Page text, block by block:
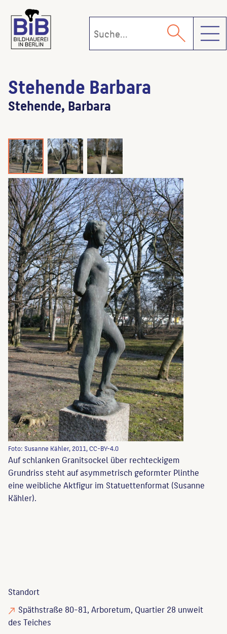
Stehende Barbara
Stehende, Barbara
Foto: Susanne Kähler, 2011, CC-BY-4.0
Auf schlanken Granitsockel über rechteckigem
Grundriss steht auf asymmetrisch geformter Plinthe
eine weibliche Aktfigur im Statuettenformat (Susanne
Kähler).
Standort
Späthstraße 80-81, Arboretum, Quartier 28 unweit
des Teiches